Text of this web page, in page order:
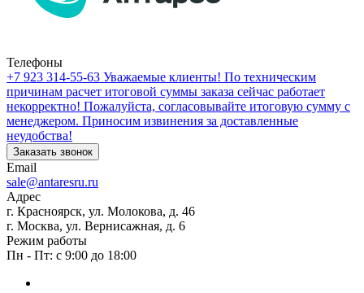
Телефоны
+7 923 314-55-63 Уважаемые клиенты! По техническим
причинам расчет итоговой суммы заказа сейчас работает
некорректно! Пожалуйста, согласовывайте итоговую сумму с
менеджером. Приносим извинения за доставленные
неудобства!
Заказать звонок
Email
sale@antaresru.ru
Адрес
г. Красноярск, ул. Молокова, д. 46
г. Москва, ул. Вернисажная, д. 6
Режим работы
Пн - Пт: с 9:00 до 18:00